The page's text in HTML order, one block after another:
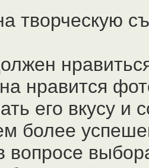
творческую
нравится
его вкусу и
более
вопросе